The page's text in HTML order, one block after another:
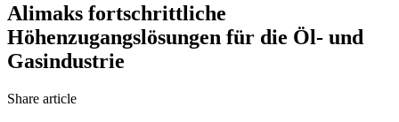
Alimaks fortschrittliche
Höhenzugangslösungen für die Öl- und
Gasindustrie
Share article